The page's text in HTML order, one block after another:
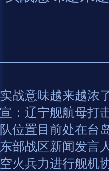
实战意味越来越浓
宣：辽宁舰航母打
队位置目前处在台
东部战区新闻发言
空火兵力进行舰机